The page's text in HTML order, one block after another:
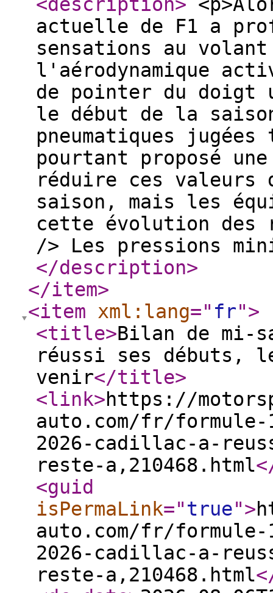
actuelle de F1 a
sensations au
l'aérodynamique
de pointer du doigt
le début de la
pneumatiques
pourtant proposé
réduire ces valeurs
saison, mais les
cette évolution
/> Les pressions
</description>
</item>
<item
xml:lang=" fr">
<title>Bilan de mi-
réussi ses débuts,
venir</title>
<link>https://
auto.com/fr/
2026-cadillac-a-
reste-a,210468.html
<guid
isPermaLink="true">
auto.com/fr/
2026-cadillac-a-
reste-a,210468.html